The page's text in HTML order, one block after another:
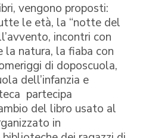
vengono proposti:
le età, la “notte del
incontri con
la natura, la fiaba con
di doposcuola,
dell’infanzia e
partecipa
del libro usato al
in